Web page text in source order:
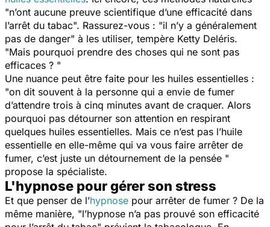
"n’ont aucune preuve scientifique d’une efficacité dans
l’arrêt du tabac". Rassurez-vous : "il n’y a généralement
pas de danger" à les utiliser, tempère Ketty Deléris.
"Mais pourquoi prendre des choses qui ne sont pas
efficaces ? "
Une nuance peut être faite pour les huiles essentielles :
"on dit souvent à la personne qui a envie de fumer
d’attendre trois à cinq minutes avant de craquer. Alors
pourquoi pas détourner son attention en respirant
quelques huiles essentielles. Mais ce n’est pas l’huile
essentielle en elle-même qui va vous faire arrêter de
fumer, c’est juste un détournement de la pensée "
propose la spécialiste.
L'hypnose pour gérer son stress
Et que penser de l’hypnose pour arrêter de fumer ? De la
même manière, "l’hypnose n’a pas prouvé son efficacité